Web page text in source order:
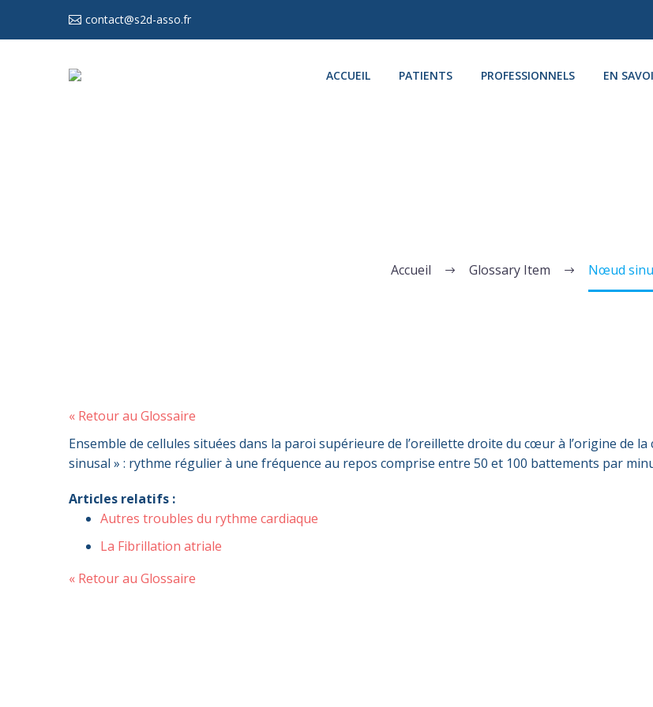
contact@s2d-asso.fr
ACCUEIL PATIENTS PROFESSIONNELS EN
Accueil Glossary Item Nœud
« Retour au Glossaire
Ensemble de cellules situées dans la paroi supérieure de l’oreillette droite du cœur à l’origine de
sinusal » : rythme régulier à une fréquence au repos comprise entre 50 et 100 battements par
Articles relatifs :
Autres troubles du rythme cardiaque
La Fibrillation atriale
« Retour au Glossaire